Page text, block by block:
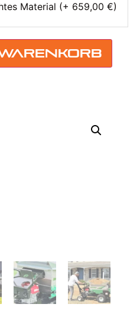
Material (+ 659,00 €)